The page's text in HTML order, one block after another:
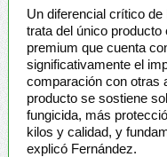
Un diferencial crítico
trata del único
premium que cuenta
significativamente el
comparación con otras
producto se sostiene
fungicida, más
kilos y calidad, y
explicó Fernández.